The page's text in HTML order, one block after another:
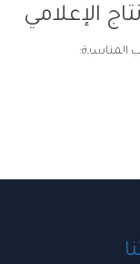
الخدمات
الإعلامي
المناسبة: